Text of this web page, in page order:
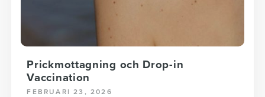
Prickmottagning och Drop-in
Vaccination
FEBRUARI 23, 2026